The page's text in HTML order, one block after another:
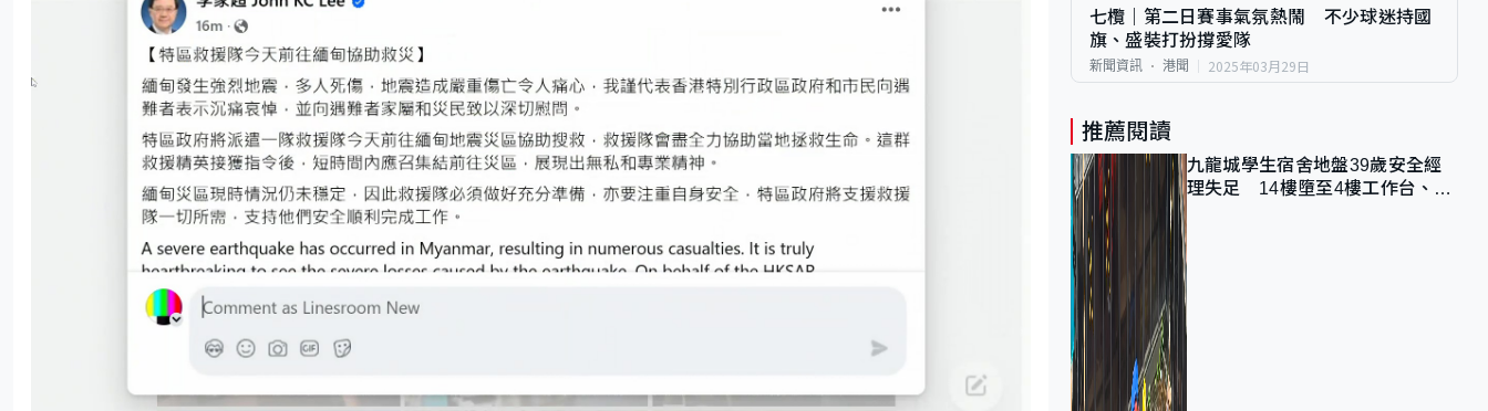
七欖｜第二日賽事氣氛熱鬧 不少球迷持國
旗、盛裝打扮撐愛隊
新聞資訊 港聞 2025年03月29日
推薦閱讀
九龍城學生宿舍地盤39歲安全經
理失足 14樓墮至4樓工作台、送